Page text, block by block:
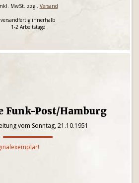
MwSt. zzgl. Versand
versandfertig innerhalb
1-2 Arbeitstage
Funk-Post/Hamburg
vom Sonntag, 21.10.1951